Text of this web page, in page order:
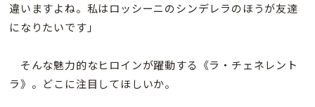
違いますよね。私はロッシーニのシンデレラのほうが友達
になりたいです」
そんな魅力的なヒロインが躍動する《ラ・チェネレント
ラ》。どこに注目してほしいか。